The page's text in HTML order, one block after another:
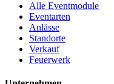
Alle Eventmodule
Eventarten
Anlässe
Standorte
Verkauf
Feuerwerk